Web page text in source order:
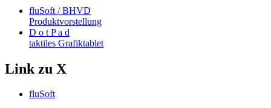
fluSoft / BHVD
Produktvorstellung
D o t P a d
taktiles Grafiktablet
Link zu X
fluSoft